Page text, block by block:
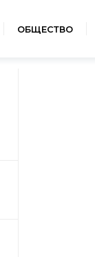
ОБЩЕСТВО